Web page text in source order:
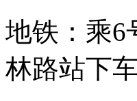
地铁：乘6
林路站下